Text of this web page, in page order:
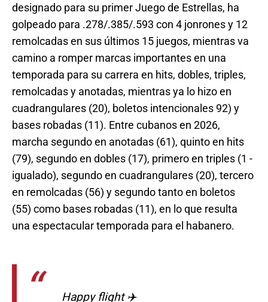
designado para su primer Juego de Estrellas, ha
golpeado para .278/.385/.593 con 4 jonrones y 12
remolcadas en sus últimos 15 juegos, mientras va
camino a romper marcas importantes en una
temporada para su carrera en hits, dobles, triples,
remolcadas y anotadas, mientras ya lo hizo en
cuadrangulares (20), boletos intencionales 92) y
bases robadas (11). Entre cubanos en 2026,
marcha segundo en anotadas (61), quinto en hits
(79), segundo en dobles (17), primero en triples (1 -
igualado), segundo en cuadrangulares (20), tercero
en remolcadas (56) y segundo tanto en boletos
(55) como bases robadas (11), en lo que resulta
una espectacular temporada para el habanero.
Happy flight ✈️